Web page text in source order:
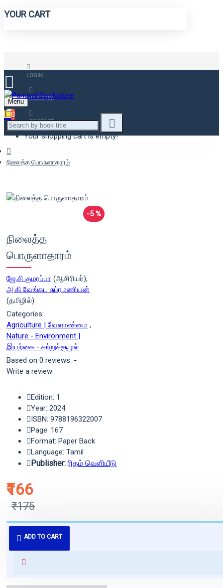
YOUR CART
LOGIN
REGISTER
CONTACT
Menu
0
Your shopping cart is empty!
நிலைத்த பொருளாதாரம்
-5 %
நிலைத்த
பொருளாதாரம்
ஜே.சி.குமரப்பா (ஆசிரியர்),
அ.கி.வேங்கட சுப்ரமணியன்
(தமிழில்)
Categories:
Agriculture | வேளாண்மை ,
Nature - Environment |
இயற்கை - சுற்றுச்சூழல்
Based on 0 reviews. -
Write a review
₹166
₹175
Edition: 1
Year: 2024
ISBN: 9788196322007
Page: 167
Format: Paper Back
Language: Tamil
Publisher: ரிதம் வெளியீடு
ADD TO CART
புத்தகம் 3 - 7 நாட்களில் அனுப்பி
வைக்கப்படும்.
for orders above ₹1000 within